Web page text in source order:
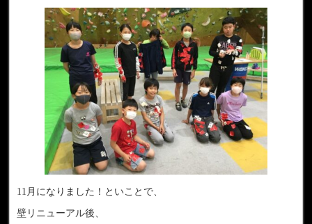
11月になりました！といことで、
壁リニューアル後、